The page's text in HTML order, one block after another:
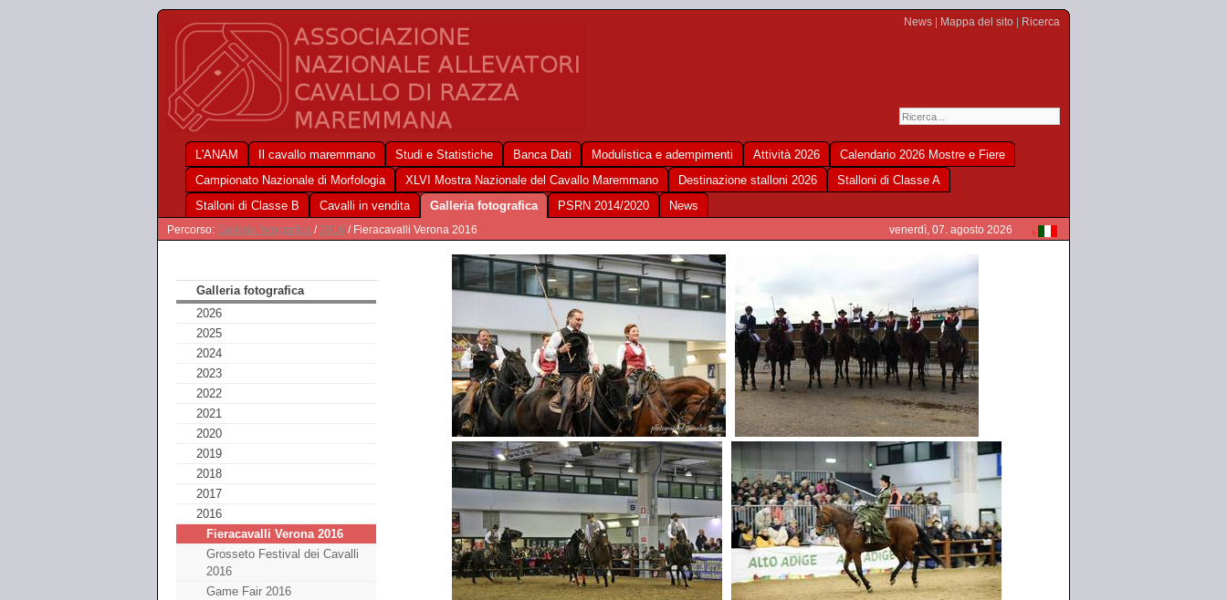
News Mappa del sito Ricerca
L'ANAM Il cavallo maremmano Studi e Statistiche Banca Dati Modulistica e adempimenti Attività 2026
Calendario 2026 Mostre e Fiere
Campionato Nazionale di Morfologia
XLVI Mostra Nazionale del Cavallo Maremmano Destinazione stalloni 2026
Stalloni di Classe A
Stalloni di Classe B
Cavalli in vendita Galleria fotografica PSRN 2014/2020 News
Percorso: Galleria fotografica /2016 / Fieracavalli Verona 2016 venerdì, 07. agosto 2026
Galleria fotografica
2026
2025
2024
2023
2022
2021
2020
2019
2018
2017
2016
Fieracavalli Verona 2016
Grosseto Festival dei Cavalli
2016
Game Fair 2016